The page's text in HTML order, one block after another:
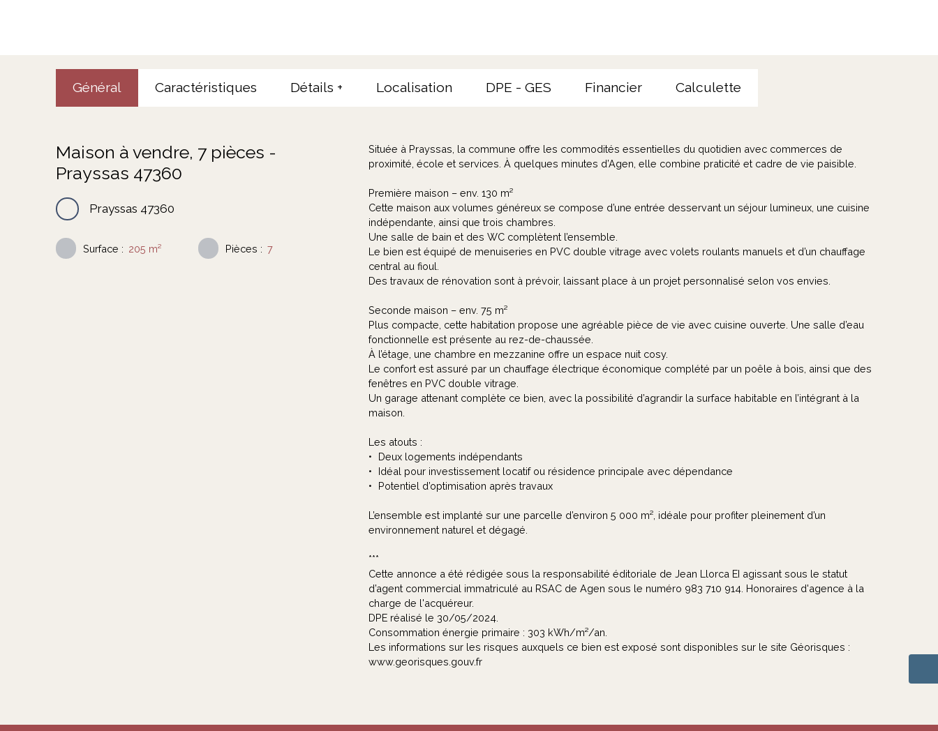
Général Caractéristiques Détails + Localisation DPE - GES Financier Calculette
Maison à vendre, 7 pièces -
Prayssas 47360
Prayssas 47360
Surface : 205 m² Pièces : 7
Située à Prayssas, la commune offre les commodités essentielles du quotidien avec commerces de
proximité, école et services. À quelques minutes d’Agen, elle combine praticité et cadre de vie paisible.
Première maison – env. 130 m²
Cette maison aux volumes généreux se compose d’une entrée desservant un séjour lumineux, une cuisine
indépendante, ainsi que trois chambres.
Une salle de bain et des WC complètent l’ensemble.
Le bien est équipé de menuiseries en PVC double vitrage avec volets roulants manuels et d’un chauffage
central au fioul.
Des travaux de rénovation sont à prévoir, laissant place à un projet personnalisé selon vos envies.
Seconde maison – env. 75 m²
Plus compacte, cette habitation propose une agréable pièce de vie avec cuisine ouverte. Une salle d’eau
fonctionnelle est présente au rez-de-chaussée.
À l’étage, une chambre en mezzanine offre un espace nuit cosy.
Le confort est assuré par un chauffage électrique économique complété par un poêle à bois, ainsi que des
fenêtres en PVC double vitrage.
Un garage attenant complète ce bien, avec la possibilité d’agrandir la surface habitable en l’intégrant à la
maison.
Les atouts :
Deux logements indépendants
Idéal pour investissement locatif ou résidence principale avec dépendance
Potentiel d’optimisation après travaux
L’ensemble est implanté sur une parcelle d’environ 5 000 m², idéale pour profiter pleinement d’un
environnement naturel et dégagé.
***
Cette annonce a été rédigée sous la responsabilité éditoriale de Jean Llorca EI agissant sous le statut
d’agent commercial immatriculé au RSAC de Agen sous le numéro 983 710 914. Honoraires d'agence à la
charge de l'acquéreur.
DPE réalisé le 30/05/2024.
Consommation énergie primaire : 303 kWh/m²/an.
Les informations sur les risques auxquels ce bien est exposé sont disponibles sur le site Géorisques :
www.georisques.gouv.fr